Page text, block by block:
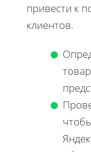
привести к
клиентов.